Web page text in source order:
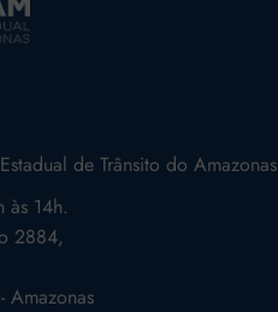
de Trânsito do Amazonas
às 14h.
2884,
Amazonas